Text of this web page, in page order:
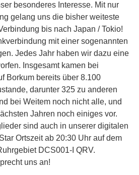
besonderes Interesse. Mit nur
gelang uns die bisher weiteste
bis nach Japan / Tokio!
mit einer sogenannten
Jedes Jahr haben wir dazu eine
Insgesamt kamen bei
Borkum bereits über 8.100
darunter 325 zu anderen
bei Weitem noch nicht alle, und
Jahren noch einiges vor.
sind auch in unserer digitalen
Ortszeit ab 20:30 Uhr auf dem
DCS001-I QRV.
uns an!